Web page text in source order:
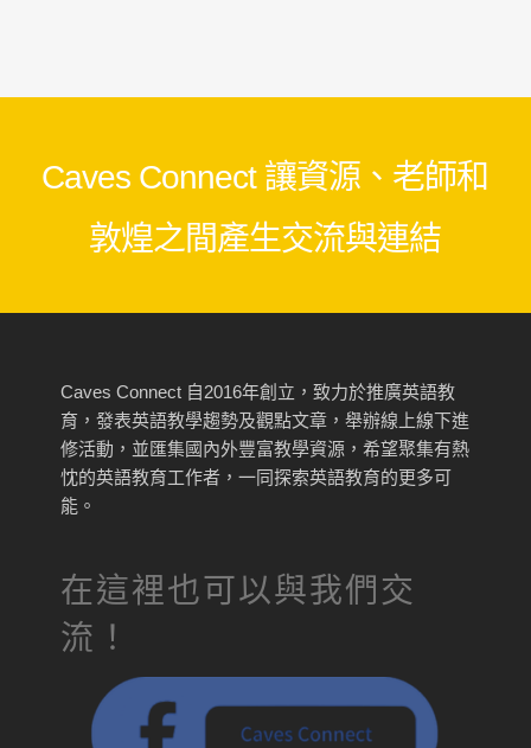
Caves Connect 讓資源、老師和
敦煌之間產生交流與連結
Caves Connect 自2016年創立，致力於推廣英語教
育，發表英語教學趨勢及觀點文章，舉辦線上線下進
修活動，並匯集國內外豐富教學資源，希望聚集有熱
忱的英語教育工作者，一同探索英語教育的更多可
能。
在這裡也可以與我們交
流！